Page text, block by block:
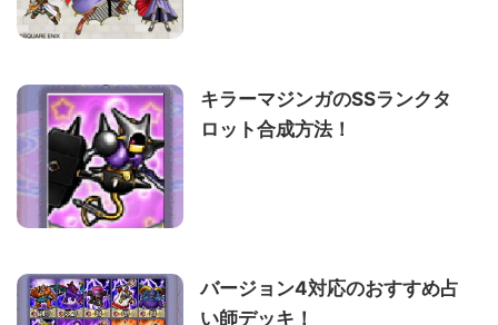
キラーマジンガのSSランクタ
ロット合成方法！
バージョン4対応のおすすめ占
い師デッキ！